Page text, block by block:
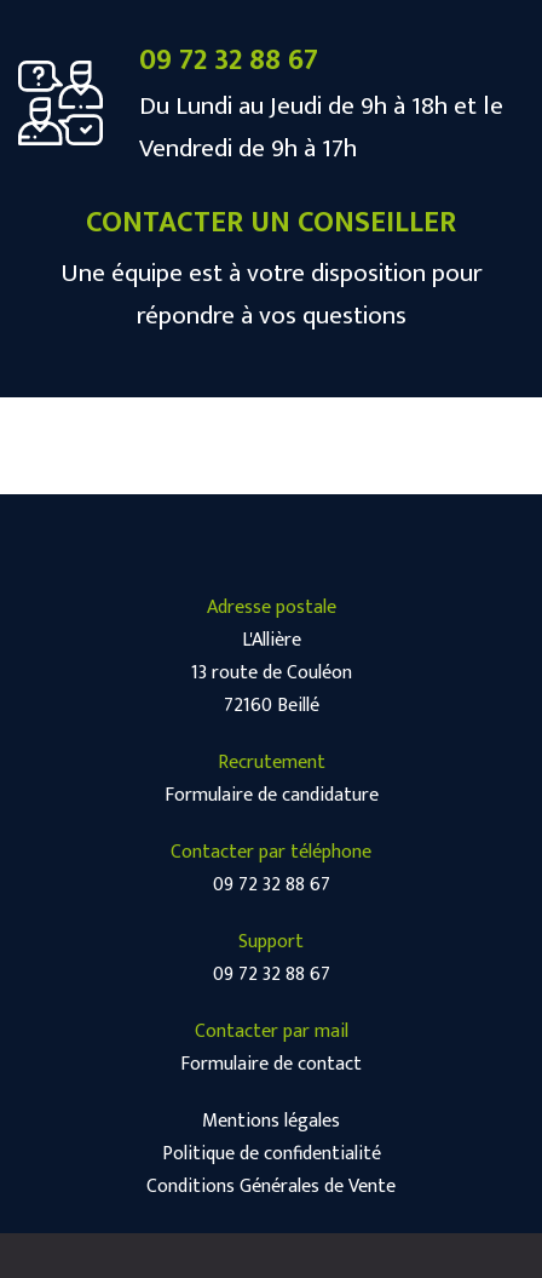
09 72 32 88 67
Du Lundi au Jeudi de 9h à 18h et le
Vendredi de 9h à 17h
CONTACTER UN CONSEILLER
Une équipe est à votre disposition pour
répondre à vos questions
Adresse postale
L'Allière
13 route de Couléon
72160 Beillé
Recrutement
Formulaire de candidature
Contacter par téléphone
09 72 32 88 67
Support
09 72 32 88 67
Contacter par mail
Formulaire de contact
Mentions légales
Politique de confidentialité
Conditions Générales de Vente